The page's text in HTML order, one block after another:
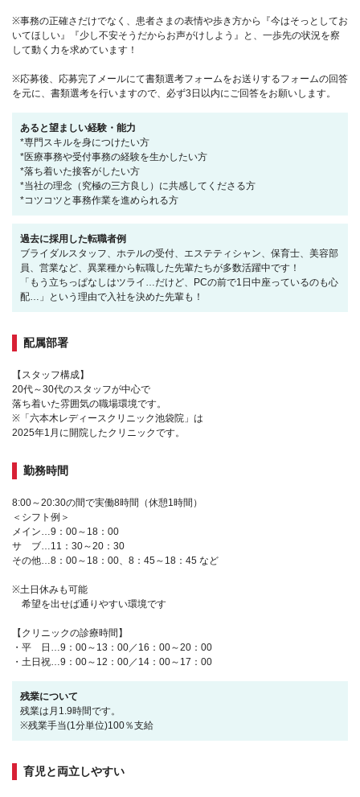
※事務の正確さだけでなく、患者さまの表情や歩き方から『今はそっとしてお
いてほしい』『少し不安そうだからお声がけしよう』と、一歩先の状況を察
して動く力を求めています！
※応募後、応募完了メールにて書類選考フォームをお送りするフォームの回答
を元に、書類選考を行いますので、必ず3日以内にご回答をお願いします。
あると望ましい経験・能力
*専門スキルを身につけたい方
*医療事務や受付事務の経験を生かしたい方
*落ち着いた接客がしたい方
*当社の理念（究極の三方良し）に共感してくださる方
*コツコツと事務作業を進められる方
過去に採用した転職者例
ブライダルスタッフ、ホテルの受付、エステティシャン、保育士、美容部
員、営業など、異業種から転職した先輩たちが多数活躍中です！
「もう立ちっぱなしはツライ…だけど、PCの前で1日中座っているのも心
配…」という理由で入社を決めた先輩も！
配属部署
【スタッフ構成】
20代～30代のスタッフが中心で
落ち着いた雰囲気の職場環境です。
※「六本木レディースクリニック池袋院」は
2025年1月に開院したクリニックです。
勤務時間
8:00～20:30の間で実働8時間（休憩1時間）
＜シフト例＞
メイン…9：00～18：00
サ ブ…11：30～20：30
その他…8：00～18：00、8：45～18：45 など
※土日休みも可能
希望を出せば通りやすい環境です
【クリニックの診療時間】
・平 日…9：00～13：00／16：00～20：00
・土日祝…9：00～12：00／14：00～17：00
残業について
残業は月1.9時間です。
※残業手当(1分単位)100％支給
育児と両立しやすい